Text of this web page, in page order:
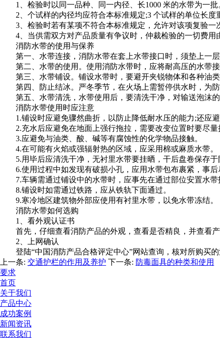
1、检验时以同一品种、同一内径、长1000 米的水带为一批
2、个试样的内径均应符合本标准规定;3 个试样的单位长度
3、检验时若有某项不符合本标准规定，允许对该项复验一
4、当供需双方对产品质量有争议时，仲裁检验的一切费用
消防水带的使用与保养
第一、水带连接，消防水带在套上水带接口时，须垫上一
第二、水带的使用。使用消防水带时，应将耐高压的水带接
第三、水带铺设。铺设水带时，要避开夹锐物体和各种油类
第四、防止结冰。严冬季节，在火场上需暂停供水时，为
第五、水带清洗，水带使用后，要清洗干净，对输送泡沫的
消防水带使用时应注意
1.铺设时应避免骤然曲折，以防止降低耐水压的能力;还应
2.充水后应避免在地面上强行拖拉，需要改变位置时要尽量
3.应避免与油类、酸、碱等有腐蚀性的化学物品接触。
4.在可能有火焰或强辐射热的区域，应采用棉或麻质水带。
5.用毕后应清洗干净，无衬里水带要挂晒，干后盘卷保存于
6.使用过程中如发现有破损小孔，应用水带包布裹紧，事后
7.车辆需通过铺设中的水带时，应事先在通过部位安置水带
8.铺设时如需通过铁路，应从铁轨下面通过。
9.寒冷地区建筑物外部应使用有衬里水带，以免水带冻结。
消防水带如何选购
1、看外观认证书
首先，仔细查看消防产品的外观，查看是否精良，并查看产
2、上网确认
登陆“中国消防产品合格评定中心”网站查询，核对所购买的
上一条: 交通护栏的作用及养护 下一条: 防毒面具的种类和使用
要求
首页
关于我们
产品中心
成功案例
新闻资讯
联系我们